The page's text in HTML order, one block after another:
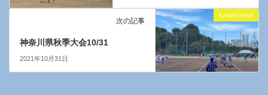
KANAGAWA
次の記事
神奈川県秋季大会10/31
2021年10月31日